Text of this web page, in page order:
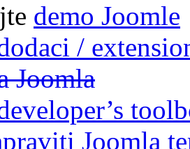
demo Joomle
/
Joomla
Joomla